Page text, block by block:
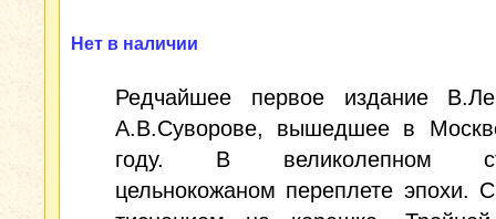
Нет в наличии
Редчайшее первое издание
А.В.Суворове, вышедшее в
году. В великолепном
цельнокожаном переплете эпохи.